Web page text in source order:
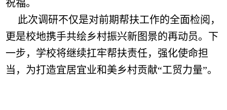
祝福。
此次调研不仅是对前期帮扶工作的全面检阅，
更是校地携手共绘乡村振兴新图景的再动员。下
一步，学校将继续扛牢帮扶责任，强化使命担
当，为打造宜居宜业和美乡村贡献“工贸力量”。